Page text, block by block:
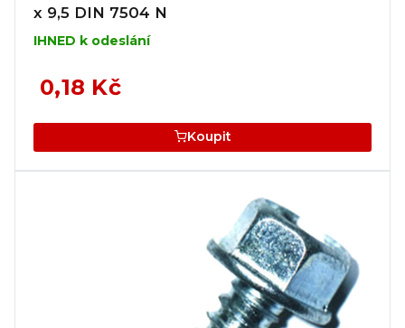
x 9,5 DIN 7504 N
IHNED k odeslání
0,18 Kč
Koupit